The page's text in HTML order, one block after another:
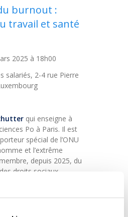
burnout :
travail et santé
2025 à 18h00
salariés, 2-4 rue Pierre
qui enseigne à
Po à Paris. Il est
spécial de l’ONU
et l’extrême
depuis 2025, du
droits sociaux.